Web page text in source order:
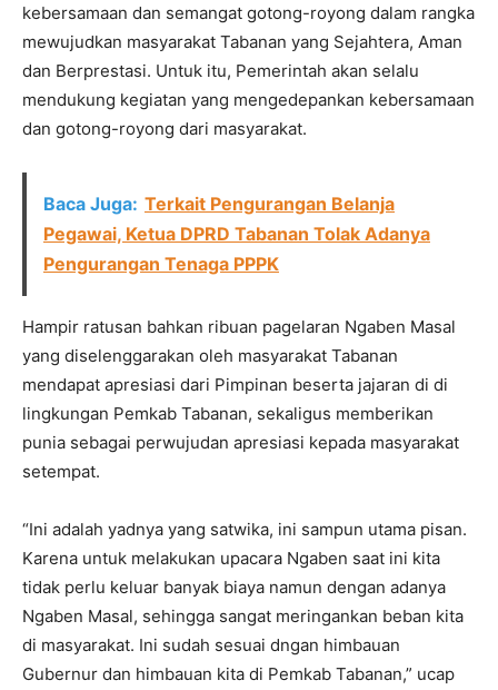
kebersamaan dan semangat gotong-royong dalam rangka
mewujudkan masyarakat Tabanan yang Sejahtera, Aman
dan Berprestasi. Untuk itu, Pemerintah akan selalu
mendukung kegiatan yang mengedepankan kebersamaan
dan gotong-royong dari masyarakat.
Baca Juga: Terkait Pengurangan Belanja
Pegawai, Ketua DPRD Tabanan Tolak Adanya
Pengurangan Tenaga PPPK
Hampir ratusan bahkan ribuan pagelaran Ngaben Masal
yang diselenggarakan oleh masyarakat Tabanan
mendapat apresiasi dari Pimpinan beserta jajaran di di
lingkungan Pemkab Tabanan, sekaligus memberikan
punia sebagai perwujudan apresiasi kepada masyarakat
setempat.
“Ini adalah yadnya yang satwika, ini sampun utama pisan.
Karena untuk melakukan upacara Ngaben saat ini kita
tidak perlu keluar banyak biaya namun dengan adanya
Ngaben Masal, sehingga sangat meringankan beban kita
di masyarakat. Ini sudah sesuai dngan himbauan
Gubernur dan himbauan kita di Pemkab Tabanan,” ucap